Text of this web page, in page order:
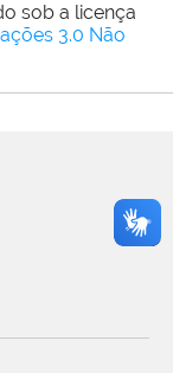
sob a licença
3.0 Não